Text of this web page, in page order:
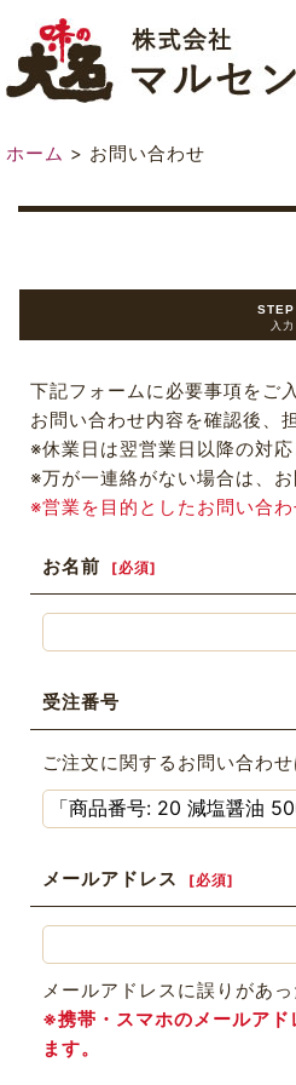
ホーム > お問い合わせ
STEP
入力
下記フォームに必要事項をご
お問い合わせ内容を確認後、
※休業日は翌営業日以降の対
※万が一連絡がない場合は、
※営業を目的としたお問い合
お名前 [必須]
受注番号
ご注文に関するお問い合わ
メールアドレス [必須]
メールアドレスに誤りがあ
※携帯・スマホのメールア
ます。